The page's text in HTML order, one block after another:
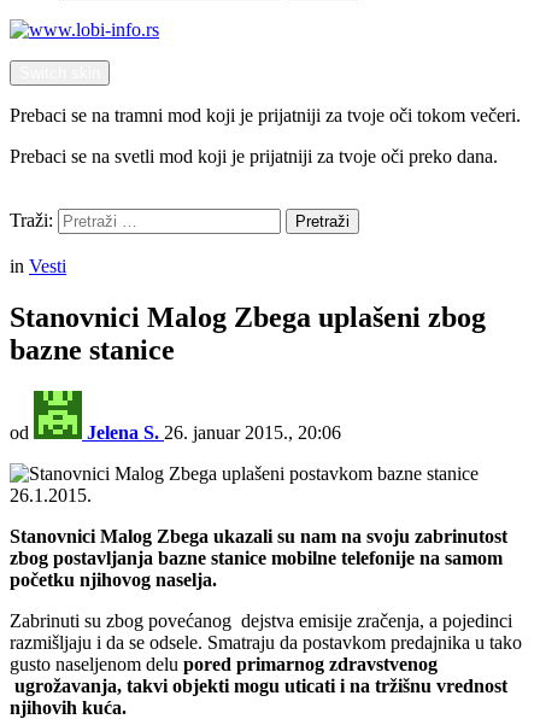
Prebaci se na tramni mod koji je prijatniji za tvoje oči tokom večeri.
Prebaci se na svetli mod koji je prijatniji za tvoje oči preko dana.
Traži:
Pretraži
in Vesti
Stanovnici Malog Zbega uplašeni zbog
bazne stanice
od Jelena S. 26. januar 2015., 20:06
Stanovnici Malog Zbega ukazali su nam na svoju zabrinutost
zbog postavljanja bazne stanice mobilne telefonije na samom
početku njihovog naselja.
Zabrinuti su zbog povećanog dejstva emisije zračenja, a pojedinci
razmišljaju i da se odsele. Smatraju da postavkom predajnika u tako
gusto naseljenom delu pored primarnog zdravstvenog
ugrožavanja, takvi objekti mogu uticati i na tržišnu vrednost
njihovih kuća.